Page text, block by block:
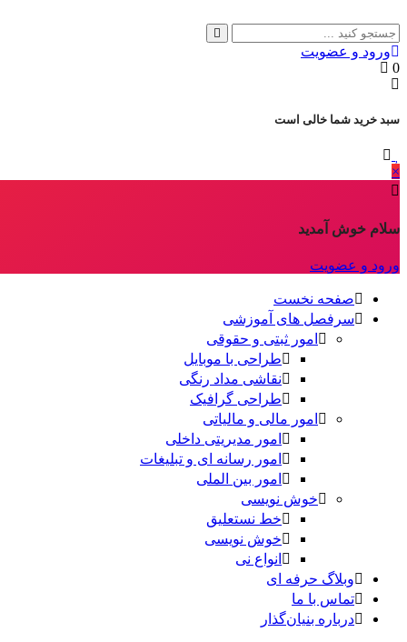
ورود و عضویت
0
سبد خرید شما خالی است
×
سلام خوش آمدید
ورود و عضویت
صفحه نخست
سرفصل های آموزشی
امور ثبتی و حقوقی
طراحی با موبایل
نقاشی مداد رنگی
طراحی گرافیک
امور مالی و مالیاتی
امور مدیریتی داخلی
امور رسانه ای و تبلیغات
امور بین الملی
خوش نویسی
خط نستعلیق
خوش نویسی
انواع نی
وبلاگ حرفه ای
تماس با ما
درباره بنیان‌گذار